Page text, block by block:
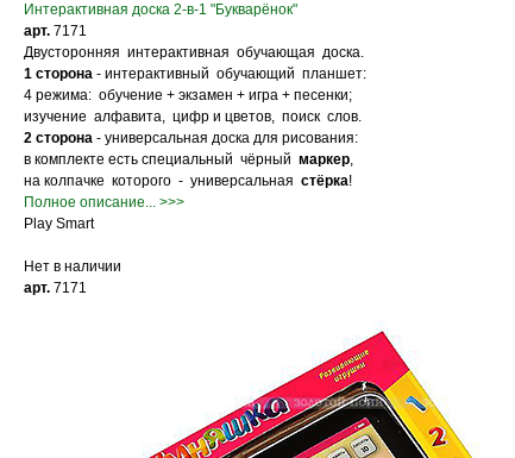
Интерактивная доска 2-в-1 "Букварёнок"
арт. 7171
Двусторонняя интерактивная обучающая доска.
1 сторона - интерактивный обучающий планшет:
4 режима: обучение + экзамен + игра + песенки;
изучение алфавита, цифр и цветов, поиск слов.
2 сторона - универсальная доска для рисования:
в комплекте есть специальный чёрный маркер,
на колпачке которого - универсальная стёрка!
Полное описание... >>>
Play Smart
Нет в наличии
арт. 7171